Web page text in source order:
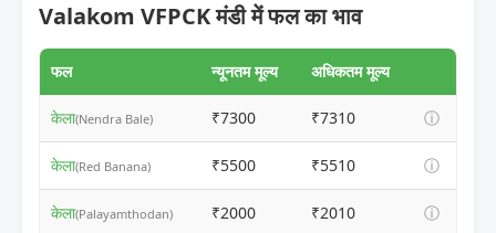
Valakom VFPCK मंडी में फल का भाव
फल न्यूनतम मूल्य अधिकतम मूल्य
केला(Nendra Bale) ₹7300 ₹7310 ⓘ
केला(Red Banana) ₹5500 ₹5510 ⓘ
केला(Palayamthodan) ₹2000 ₹2010 ⓘ